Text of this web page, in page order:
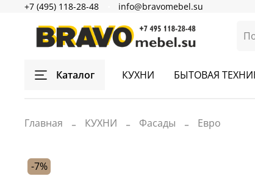
+7 (495) 118-28-48 info@bravomebel.su
Каталог КУХНИ БЫТОВАЯ
Главная КУХНИ Фасады Евро
-7%